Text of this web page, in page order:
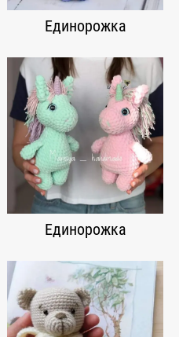
Единорожка
Единорожка